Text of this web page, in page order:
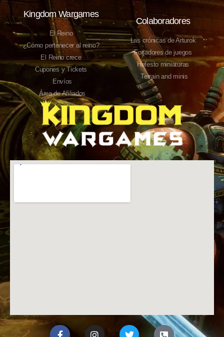
Kingdom Wargames
El Reino
¿Cómo pertenecer al reino?
El Reino crece
Cupones y Tickets
Envíos
Área de Afiliados
Colaboradores
Las crónicas de Arturok
Forjadores de juegos
Hefesto miniaturas
Terrain and minis